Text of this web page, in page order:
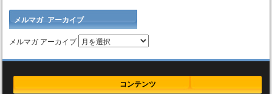
メルマガ アーカイブ
メルマガ アーカイブ
コンテンツ